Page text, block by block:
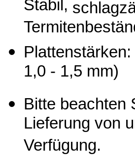
Stabil,
1,0 - 1,5 mm)
Bitte beachten
Lieferung von
Verfügung.